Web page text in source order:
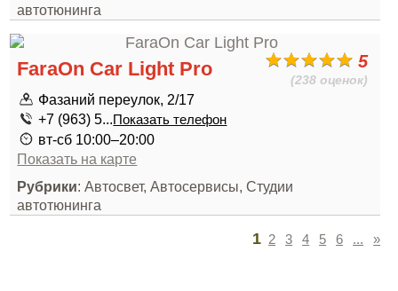
автотюнинга
5
(238 оценок)
FaraOn Car Light Pro
Фазаний переулок, 2/17
+7 (963) 5...Показать телефон
вт-сб 10:00–20:00
Показать на карте
Рубрики: Автосвет, Автосервисы, Студии
автотюнинга
1 2 3 4 5 6 ... »